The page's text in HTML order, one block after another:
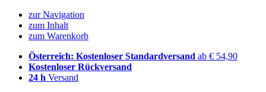
zur Navigation
zum Inhalt
zum Warenkorb
Österreich: Kostenloser Standardversand ab € 54,90
Kostenloser Rückversand
24 h Versand